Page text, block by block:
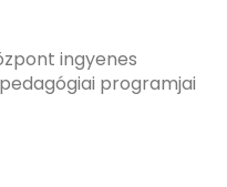
ingyenes
programjai